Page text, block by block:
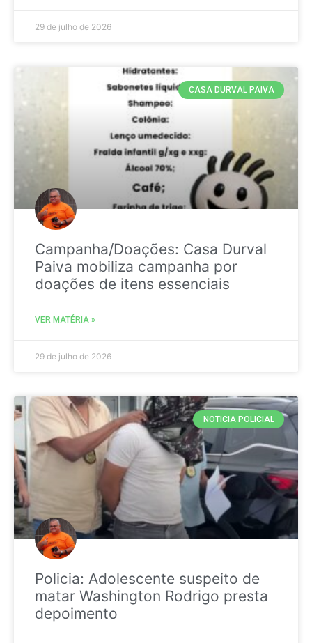
29 de julho de 2026
CASA DURVAL PAIVA
Campanha/Doações: Casa Durval
Paiva mobiliza campanha por
doações de itens essenciais
VER MATÉRIA »
29 de julho de 2026
NOTICIA POLICIAL
Policia: Adolescente suspeito de
matar Washington Rodrigo presta
depoimento